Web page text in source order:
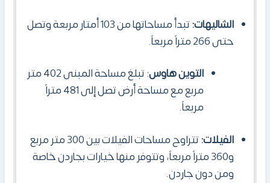
الشاليهات:
تبدأ مساحاتها من 103 أمتار مربعة وتصل
حتى 266 متراً مربعاً.
التوين هاوس
: تبلغ مساحة المبنى 402 متر
مربع مع مساحة أرض تصل إلى 481 متراً
مربعاً.
الفيلات:
تتراوح مساحات الفيلات بين 300 متر مربع
و360 متراً مربعاً، وتتوفر منها خيارات بجاردن خاصة
ومن دون جاردن.